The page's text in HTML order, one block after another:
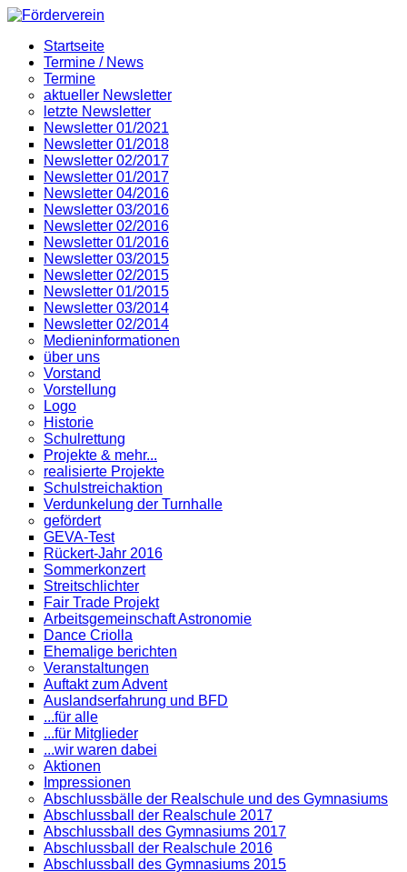
Startseite
Termine / News
Termine
aktueller Newsletter
letzte Newsletter
Newsletter 01/2021
Newsletter 01/2018
Newsletter 02/2017
Newsletter 01/2017
Newsletter 04/2016
Newsletter 03/2016
Newsletter 02/2016
Newsletter 01/2016
Newsletter 03/2015
Newsletter 02/2015
Newsletter 01/2015
Newsletter 03/2014
Newsletter 02/2014
Medieninformationen
über uns
Vorstand
Vorstellung
Logo
Historie
Schulrettung
Projekte & mehr...
realisierte Projekte
Schulstreichaktion
Verdunkelung der Turnhalle
gefördert
GEVA-Test
Rückert-Jahr 2016
Sommerkonzert
Streitschlichter
Fair Trade Projekt
Arbeitsgemeinschaft Astronomie
Dance Criolla
Ehemalige berichten
Veranstaltungen
Auftakt zum Advent
Auslandserfahrung und BFD
...für alle
...für Mitglieder
...wir waren dabei
Aktionen
Impressionen
Abschlussbälle der Realschule und des Gymnasiums
Abschlussball der Realschule 2017
Abschlussball des Gymnasiums 2017
Abschlussball der Realschule 2016
Abschlussball des Gymnasiums 2015